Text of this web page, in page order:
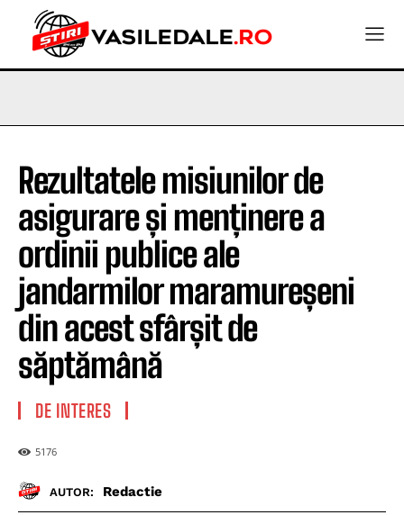
Rezultatele misiunilor de
asigurare și menținere a
ordinii publice ale
jandarmilor maramureșeni
din acest sfârșit de
săptămână
DE INTERES
5176
AUTOR: Redactie